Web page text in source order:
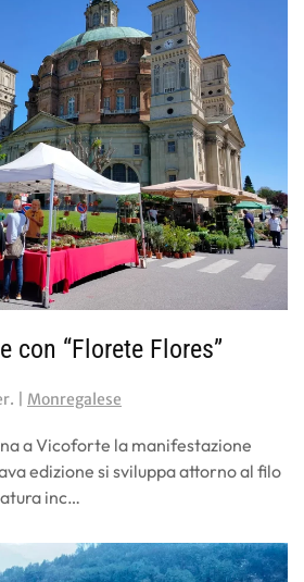
con “Florete Flores”
| Monregalese
a Vicoforte la manifestazione
edizione si sviluppa attorno al filo
inc…